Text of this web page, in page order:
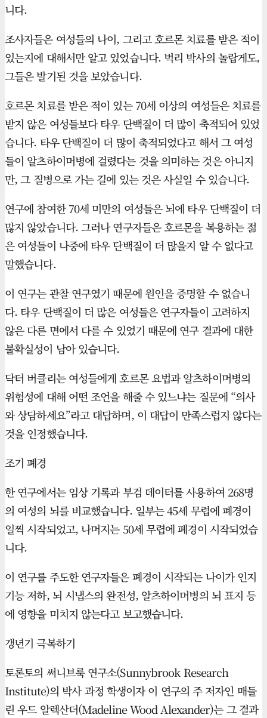
니다.
조사자들은 여성들의 나이, 그리고 호르몬 치료를 받은 적이
있는지에 대해서만 알고 있었습니다. 벅리 박사의 놀랍게도,
그들은 발기된 것을 보았습니다.
호르몬 치료를 받은 적이 있는 70세 이상의 여성들은 치료를
받지 않은 여성들보다 타우 단백질이 더 많이 축적되어 있었
습니다. 타우 단백질이 더 많이 축적되었다고 해서 그 여성
들이 알츠하이머병에 걸렸다는 것을 의미하는 것은 아니지
만, 그 질병으로 가는 길에 있는 것은 사실일 수 있습니다.
연구에 참여한 70세 미만의 여성들은 뇌에 타우 단백질이 더
많지 않았습니다. 그러나 연구자들은 호르몬을 복용하는 젊
은 여성들이 나중에 타우 단백질이 더 많을지 알 수 없다고
말했습니다.
이 연구는 관찰 연구였기 때문에 원인을 증명할 수 없습니
다. 타우 단백질이 더 많은 여성들은 연구자들이 고려하지
않은 다른 면에서 다를 수 있었기 때문에 연구 결과에 대한
불확실성이 남아 있습니다.
닥터 버클리는 여성들에게 호르몬 요법과 알츠하이머병의
위험성에 대해 어떤 조언을 해줄 수 있느냐는 질문에 “의사
와 상담하세요”라고 대답하며, 이 대답이 만족스럽지 않다는
것을 인정했습니다.
조기 폐경
한 연구에서는 임상 기록과 부검 데이터를 사용하여 268명
의 여성의 뇌를 비교했습니다. 일부는 45세 무렵에 폐경이
일찍 시작되었고, 나머지는 50세 무렵에 폐경이 시작되었습
니다.
이 연구를 주도한 연구자들은 폐경이 시작되는 나이가 인지
기능 저하, 뇌 시냅스의 완전성, 알츠하이머병의 뇌 표지 등
에 영향을 미치지 않는다고 보고했습니다.
갱년기 극복하기
토론토의 써니브룩 연구소(Sunnybrook Research
Institute)의 박사 과정 학생이자 이 연구의 주 저자인 매들
린 우드 알렉산더(Madeline Wood Alexander)는 그 결과